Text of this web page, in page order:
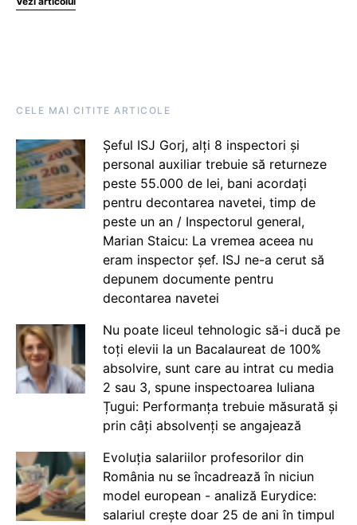
CELE MAI CITITE ARTICOLE
Șeful ISJ Gorj, alți 8 inspectori și
personal auxiliar trebuie să returneze
peste 55.000 de lei, bani acordați
pentru decontarea navetei, timp de
peste un an / Inspectorul general,
Marian Staicu: La vremea aceea nu
eram inspector șef. ISJ ne-a cerut să
depunem documente pentru
decontarea navetei
Nu poate liceul tehnologic să-i ducă pe
toți elevii la un Bacalaureat de 100%
absolvire, sunt care au intrat cu media
2 sau 3, spune inspectoarea Iuliana
Țugui: Performanța trebuie măsurată și
prin câți absolvenți se angajează
Evoluția salariilor profesorilor din
România nu se încadrează în niciun
model european - analiză Eurydice:
salariul crește doar 25 de ani în timpul